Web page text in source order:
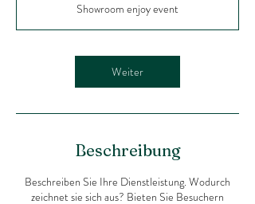
d
Showroom enjoy event
Weiter
Beschreibung
Beschreiben Sie Ihre Dienstleistung. Wodurch
zeichnet sie sich aus? Bieten Sie Besuchern